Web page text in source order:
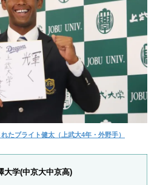
たブライト健太（上武大4年・外野手）
大学(中京大中京高)